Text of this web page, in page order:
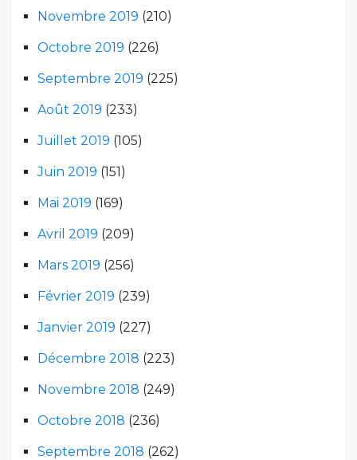
Novembre 2019 (210)
Octobre 2019 (226)
Septembre 2019 (225)
Août 2019 (233)
Juillet 2019 (105)
Juin 2019 (151)
Mai 2019 (169)
Avril 2019 (209)
Mars 2019 (256)
Février 2019 (239)
Janvier 2019 (227)
Décembre 2018 (223)
Novembre 2018 (249)
Octobre 2018 (236)
Septembre 2018 (262)